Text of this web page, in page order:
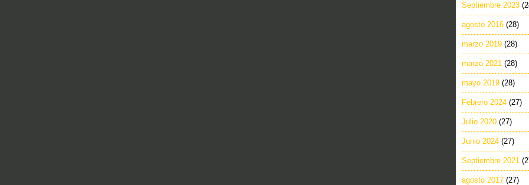
Septiembre 2023
agosto 2016 (28)
marzo 2019 (28)
marzo 2021 (28)
mayo 2019 (28)
Febrero 2024 (27)
Julio 2020 (27)
Junio 2024 (27)
Septiembre 2021
agosto 2017 (27)